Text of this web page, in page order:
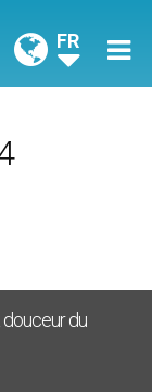
FR
douceur du